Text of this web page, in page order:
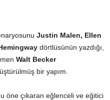
Justin Malen, Ellen
dörtlüsünün yazdığı,
Walt Becker
bir yapım.
öne çıkaran eğlenceli ve eğitici